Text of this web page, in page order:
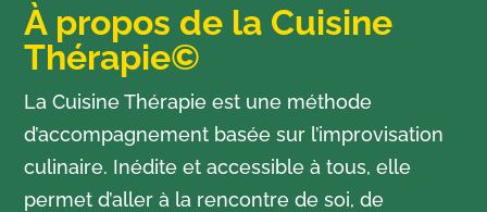
À propos de la Cuisine
Thérapie©
La Cuisine Thérapie est une méthode
d’accompagnement basée sur l’improvisation
culinaire. Inédite et accessible à tous, elle
permet d’aller à la rencontre de soi, de